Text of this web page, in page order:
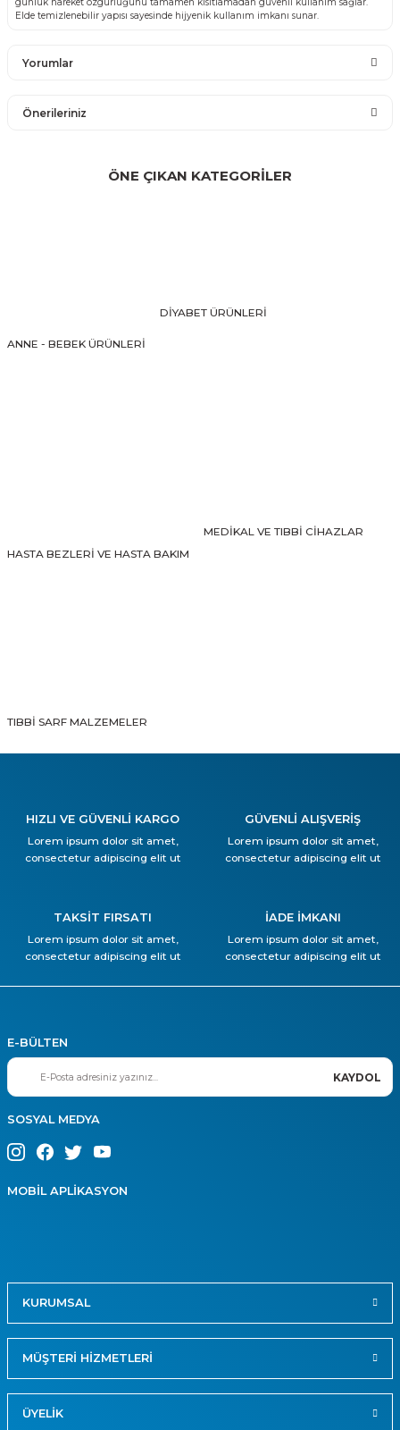
Elde temizlenebilir yapısı sayesinde hijyenik kullanım imkanı sunar.
Yorumlar
Önerileriniz
konularda yetersiz gördüğünüz noktaları öneri formunu
kullanarak tarafımıza iletebilirsiniz.
Bu ürüne benzer farklı alternatifler olmalı.
ÖNE ÇIKAN KATEGORİLER
ANNE - BEBEK ÜRÜNLERİ
DİYABET ÜRÜNLERİ
HASTA BEZLERİ VE HASTA BAKIM
MEDİKAL VE TIBBİ CİHAZLAR
TIBBİ SARF MALZEMELER
HIZLI VE GÜVENLİ KARGO
Lorem ipsum dolor sit amet,
consectetur adipiscing elit ut
GÜVENLİ ALIŞVERİŞ
Lorem ipsum dolor sit amet,
consectetur adipiscing elit ut
TAKSİT FIRSATI
Lorem ipsum dolor sit amet,
consectetur adipiscing elit ut
İADE İMKANI
Lorem ipsum dolor sit amet,
consectetur adipiscing elit ut
E-BÜLTEN
KAYDOL
SOSYAL MEDYA
MOBİL APLİKASYON
KURUMSAL
MÜŞTERİ HİZMETLERİ
ÜYELİK